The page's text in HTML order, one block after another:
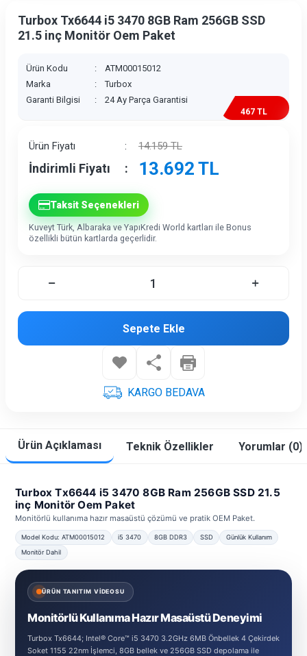
Turbox Tx6644 i5 3470 8GB Ram 256GB SSD
21.5 inç Monitör Oem Paket
Ürün Kodu :
ATM00015012
Marka
:
Turbox
Garanti Bilgisi
: 24 Ay Parça Garantisi
467 TL
Ürün Fiyatı : 14.159TL
İndirimli Fiyatı : 13.692 TL
Taksit Seçenekleri
Kuveyt Türk, Albaraka ve YapıKredi World kartları ile Bonus
özellikli bütün kartlarda geçerlidir.
Sepete Ekle
KARGO BEDAVA
Ürün Açıklaması Teknik Özellikler Yorumlar (0)
Turbox Tx6644 i5 3470 8GB Ram 256GB SSD 21.5
inç Monitör Oem Paket
Monitörlü kullanıma hazır masaüstü çözümü ve pratik OEM Paket.
Model Kodu: ATM00015012 i5 3470 8GB DDR3 SSD
Günlük Kullanım
Monitör Dahil
ÜRÜN TANITIM VİDEOSU
Monitörlü Kullanıma Hazır Masaüstü Deneyimi
Turbox Tx6644; Intel® Core™ i5 3470 3.2GHz 6MB Önbellek 4 Çekirdek
Soket 1155 22nm İşlemci, 8GB bellek ve 256GB SSD depolama ile